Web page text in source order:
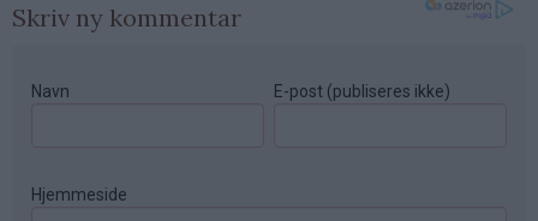
Skriv ny kommentar
Navn E-post (publiseres ikke)
Hjemmeside